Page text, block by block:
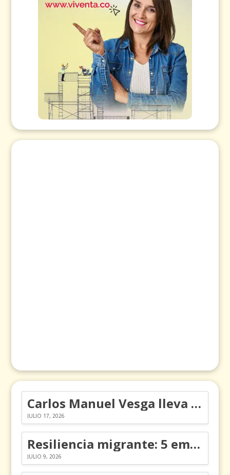
Carlos Manuel Vesga lleva el nombre de Colombia a los Emmy
JULIO 17, 2026
Resiliencia migrante: 5 emociones y cómo gestionarlas
JULIO 9, 2026